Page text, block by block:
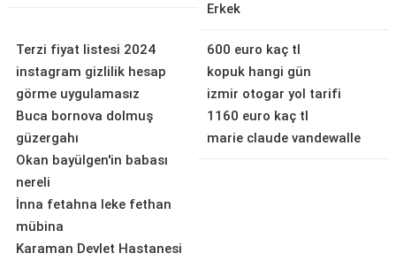
Erkek
Terzi fiyat listesi 2024
instagram gizlilik hesap
görme uygulamasız
Buca bornova dolmuş
güzergahı
Okan bayülgen'in babası
nereli
İnna fetahna leke fethan
mübina
Karaman Devlet Hastanesi
600 euro kaç tl
kopuk hangi gün
izmir otogar yol tarifi
1160 euro kaç tl
marie claude vandewalle